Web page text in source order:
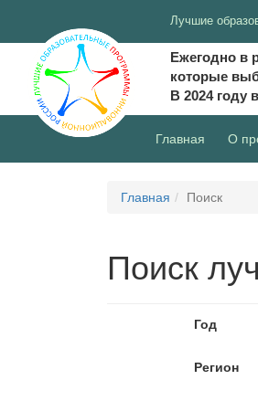
Лучшие
Ежегодно в
которые
В 2024 году
Главная О
Главная Поиск
Поиск
Год
Регион